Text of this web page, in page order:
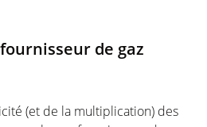
de gaz
(et de la multiplication) des